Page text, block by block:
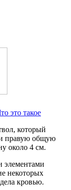
это такое
который
правую общую
около 4 см.
элементами
некоторых
кровью.